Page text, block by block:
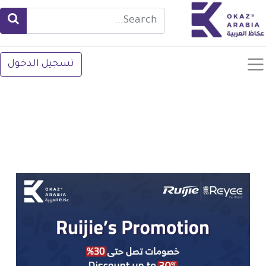
تسجيل الدخول